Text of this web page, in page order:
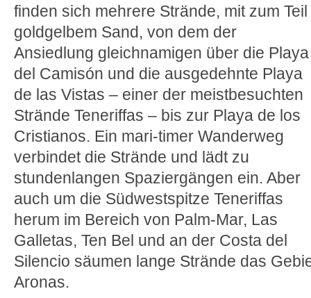
finden sich mehrere Strände, mit zum Teil
goldgelbem Sand, von dem der
Ansiedlung gleichnamigen über die Playa
del Camisón und die ausgedehnte Playa
de las Vistas – einer der meistbesuchten
Strände Teneriffas – bis zur Playa de los
Cristianos. Ein mari-timer Wanderweg
verbindet die Strände und lädt zu
stundenlangen Spaziergängen ein. Aber
auch um die Südwestspitze Teneriffas
herum im Bereich von Palm-Mar, Las
Galletas, Ten Bel und an der Costa del
Silencio säumen lange Strände das
Aronas.